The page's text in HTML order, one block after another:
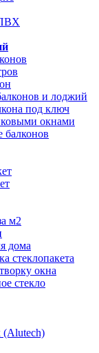
и лоджий
под ключ
окнами
балконов
м2
дома
стеклопакета
окна
стекло
(Alutech)